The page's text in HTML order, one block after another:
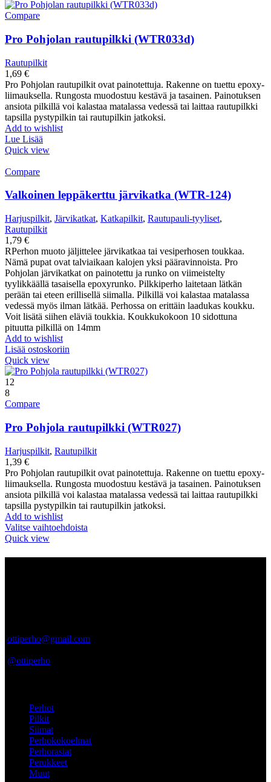
Compare
Pro Pohjolan rautupilkki (WTR033d)
Rautupilkit
1,69 €
Pro Pohjolan rautupilkit ovat painotettuja. Rakenne on tuettu epoxy-
liimauksella. Rungosta muodostuu kestävä ja tasainen. Painotuksen
ansiota pilkillä voi kalastaa matalassa vedessä tai laittaa rautupilkki
tapsilla pystypilkin tai rautupilkin jatkoksi.
Add to wishlist
Lue Lisää
Quick view
Compare
Valkoinen leppäkerttu järvikatka (WTR-124)
Harjuspilkit, Järvikatkat, Katkapilkit, Rautupauli-tyyliset,
Rautupilkit
1,79 €
RPerhon muoto jäljittelee järvikatkaa tai vesiperhosen toukkaa.
Nämä pupat ovat talviaikaan kalojen yksi pääravinnoista. Pro
Pohjolan järvikatkat on painotettu ja runko on viimeistelty
tyylikkäällä tasaisella epoxyrunko. Pilkkiperho laitetaan lätkän
perään tai eteen erillisellä siimalla. Pilkillä voi kalastaa matalassa
vedessä myös ilman lätkää. Perhossa on erittäin laadukas koukku.
Voit lisätä siihen eläviä toukkia. Koukkukokoon 10 sidottuna
pituutta pilkillä on 14mm
Add to wishlist
Lisää ostoskoriin
Quick view
12
8
Compare
Pro Pohjola rautupilkki (WTR027)
Harjuspilkit, Rautupilkit
1,39 €
Pro Pohjolan rautupilkit ovat painotettuja. Rakenne on tuettu epoxy-
liimauksella. Rungosta muodostuu kestävä ja tasainen. Painotuksen
ansiota pilkillä voi kalastaa matalassa vedessä tai laittaa rautupilkki
tapsilla pystypilkin tai rautupilkin jatkoksi.
Add to wishlist
Valitse vaihtoehdoista
Quick view
ottiperho@gmail.com
@ottiperho
Perhot
Pilkit
Siimat
Perhokokoelmat
Perhorasiat
Perukkeet
Muut